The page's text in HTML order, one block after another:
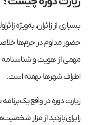
بسیاری از زائران، به‌ویژه
حضور مداوم در حرم‌ها
مهمی از هویت و شناسنامه
اطراف شهرها نهفته است.
زیارت دوره در واقع یک
را برای بازدید از مزار